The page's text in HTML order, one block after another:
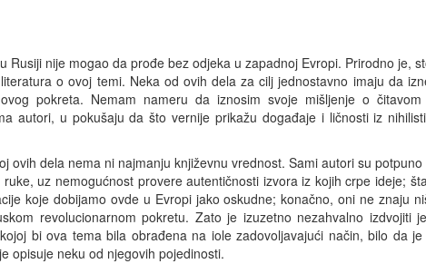
Rusiji nije mogao da prođe bez odjeka u zapadnoj Evropi. Prirodno je,
o ovoj temi. Neka od ovih dela za cilj jednostavno imaju da
pokreta. Nemam nameru da iznosim svoje mišljenje o
autori, u pokušaju da što vernije prikažu događaje i ličnosti iz
ovih dela nema ni najmanju književnu vrednost. Sami autori su
uz nemogućnost provere autentičnosti izvora iz kojih crpe ideje;
koje dobijamo ovde u Evropi jako oskudne; konačno, oni ne znaju
revolucionarnom pokretu. Zato je izuzetno nezahvalno izdvojiti
bi ova tema bila obrađena na iole zadovoljavajući način, bilo da
opisuje neku od njegovih pojedinosti.